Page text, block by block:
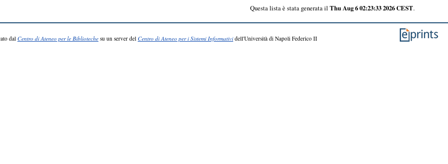
Questa lista è stata generata il Thu Aug 6 02:23:33 2026 CEST.
dalCentro di Ateneo per le Biblioteche su un server del Centro di Ateneo per i Sistemi Informativi dell'Università di Napoli Federico II